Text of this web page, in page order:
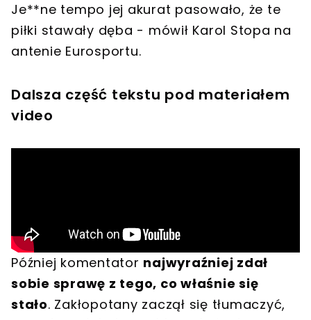
Je**ne tempo jej akurat pasowało, że te
piłki stawały dęba - mówił Karol Stopa na
antenie Eurosportu.
Dalsza część tekstu pod materiałem
video
Później komentator najwyraźniej zdał
sobie sprawę z tego, co właśnie się
stało. Zakłopotany zaczął się tłumaczyć,